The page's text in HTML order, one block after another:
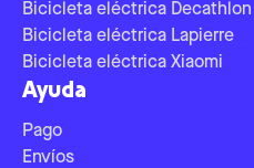
Bicicleta eléctrica Decathlon
Bicicleta eléctrica Lapierre
Bicicleta eléctrica Xiaomi
Ayuda
Pago
Envíos